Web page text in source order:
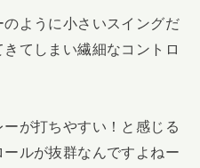
ように小さいスイングだ
てしまい繊細なコントロ
が打ちやすい！と感じる
ルが抜群なんですよねー